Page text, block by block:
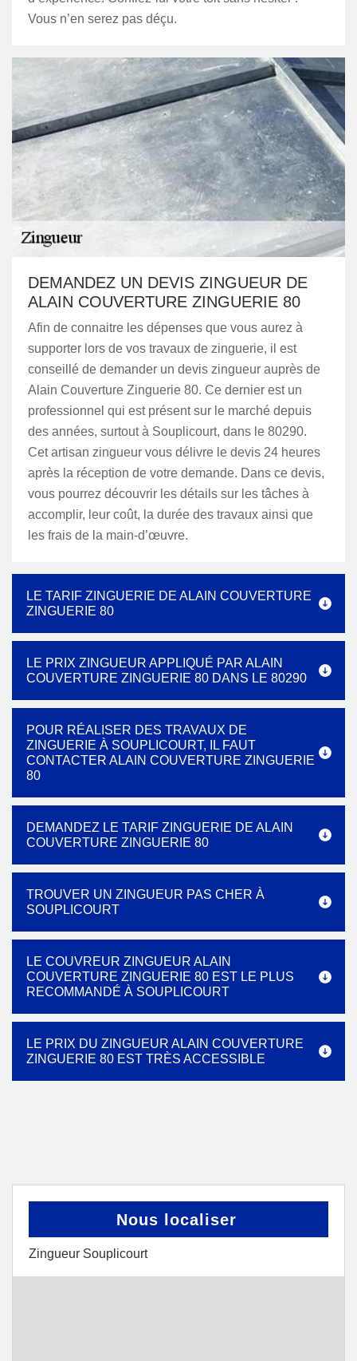
Vous n’en serez pas déçu.
DEMANDEZ UN DEVIS ZINGUEUR DE
ALAIN COUVERTURE ZINGUERIE 80
Afin de connaitre les dépenses que vous aurez à
supporter lors de vos travaux de zinguerie, il est
conseillé de demander un devis zingueur auprès de
Alain Couverture Zinguerie 80. Ce dernier est un
professionnel qui est présent sur le marché depuis
des années, surtout à Souplicourt, dans le 80290.
Cet artisan zingueur vous délivre le devis 24 heures
après la réception de votre demande. Dans ce devis,
vous pourrez découvrir les détails sur les tâches à
accomplir, leur coût, la durée des travaux ainsi que
les frais de la main-d’œuvre.
LE TARIF ZINGUERIE DE ALAIN COUVERTURE
ZINGUERIE 80
LE PRIX ZINGUEUR APPLIQUÉ PAR ALAIN
COUVERTURE ZINGUERIE 80 DANS LE 80290
POUR RÉALISER DES TRAVAUX DE
ZINGUERIE À SOUPLICOURT, IL FAUT
CONTACTER ALAIN COUVERTURE ZINGUERIE
80
DEMANDEZ LE TARIF ZINGUERIE DE ALAIN
COUVERTURE ZINGUERIE 80
TROUVER UN ZINGUEUR PAS CHER À
SOUPLICOURT
LE COUVREUR ZINGUEUR ALAIN
COUVERTURE ZINGUERIE 80 EST LE PLUS
RECOMMANDÉ À SOUPLICOURT
LE PRIX DU ZINGUEUR ALAIN COUVERTURE
ZINGUERIE 80 EST TRÈS ACCESSIBLE
Nous localiser
Zingueur Souplicourt